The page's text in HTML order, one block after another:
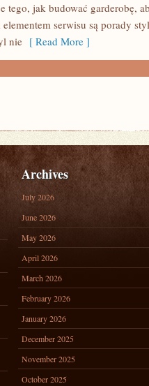
tego, jak budować garderobę,
elementem serwisu są porady
nie [ Read More ]
Archives
July 2026
June 2026
May 2026
April 2026
March 2026
February 2026
January 2026
December 2025
November 2025
October 2025